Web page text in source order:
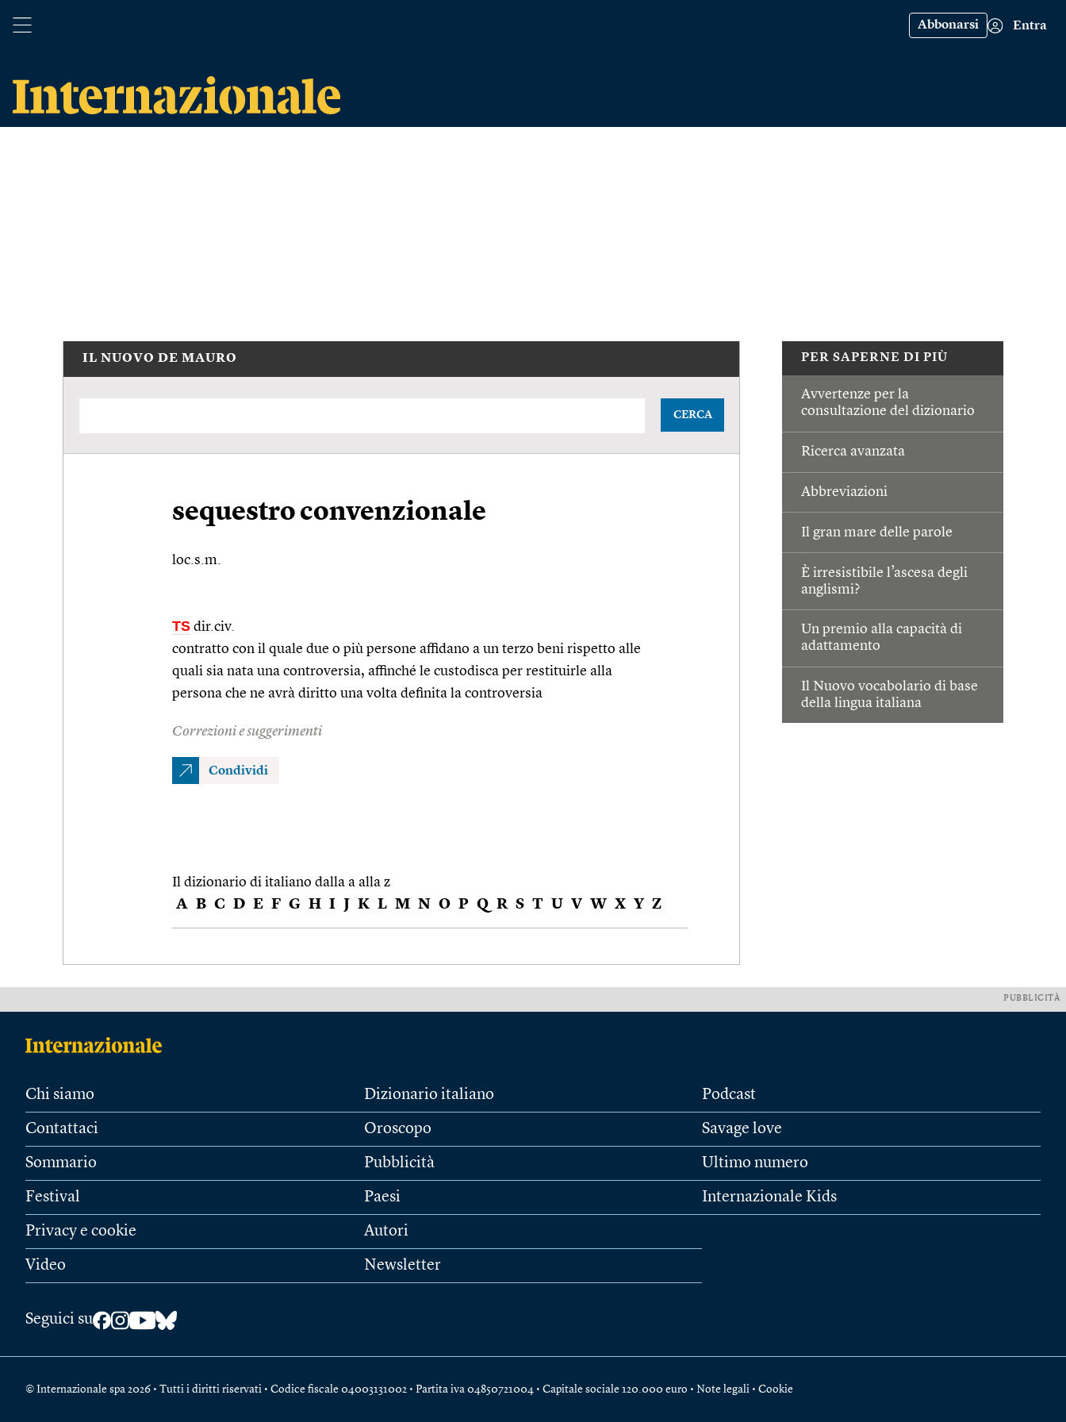
Abbonarsi Entra
PER SAPERNE DI PIÙ
Avvertenze per la
consultazione del dizionario
Ricerca avanzata
Abbreviazioni
Il gran mare delle parole
È irresistibile l’ascesa degli
anglismi?
Un premio alla capacità di
adattamento
Il Nuovo vocabolario di base
della lingua italiana
IL NUOVO DE MAURO
CERCA
sequestro convenzionale
loc.s.m.
TS dir.civ.
contratto con il quale due o più persone affidano a un terzo beni rispetto alle
quali sia nata una controversia, affinché le custodisca per restituirle alla
persona che ne avrà diritto una volta definita la controversia
Correzioni e suggerimenti
Condividi
Il dizionario di italiano dalla a alla z
A B C D E F G H I J K L M N O P Q R S T U V W X Y Z
PUBBLICITÀ
Chi siamo
Contattaci
Sommario
Festival
Privacy e cookie
Video
Dizionario italiano
Oroscopo
Pubblicità
Paesi
Autori
Newsletter
Podcast
Savage love
Ultimo numero
Internazionale Kids
Seguici su
© Internazionale spa 2026 • Tutti i diritti riservati • Codice fiscale 04003131002 • Partita iva 04850721004 • Capitale sociale 120.000 euro • Note legali • Cookie